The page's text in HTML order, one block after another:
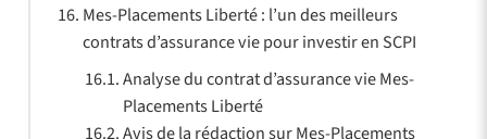
Mes-Placements Liberté : l’un des meilleurs
contrats d’assurance vie pour investir en SCPI
Analyse du contrat d’assurance vie Mes-
Placements Liberté
Avis de la rédaction sur Mes-Placements